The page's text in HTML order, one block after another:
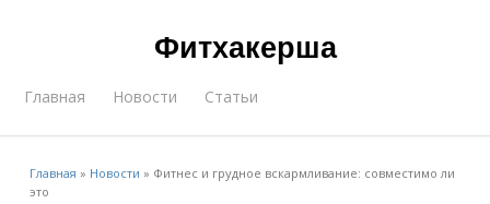
Фитхакерша
Главная Новости Статьи
Главная » Новости » Фитнес и грудное вскармливание: совместимо ли
это